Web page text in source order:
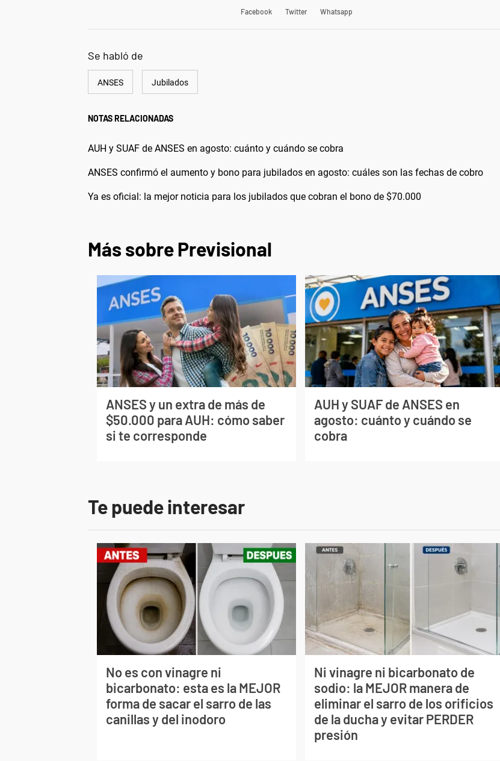
Facebook Twitter Whatsapp
Se habló de
ANSES Jubilados
NOTAS RELACIONADAS
AUH y SUAF de ANSES en agosto: cuánto y cuándo se cobra
ANSES confirmó el aumento y bono para jubilados en agosto: cuáles son las fechas de cobro
Ya es oficial: la mejor noticia para los jubilados que cobran el bono de $70.000
Más sobre Previsional
ANSES y un extra de más de
$50.000 para AUH: cómo saber
si te corresponde
AUH y SUAF de ANSES en
agosto: cuánto y cuándo se
cobra
Te puede interesar
No es con vinagre ni
bicarbonato: esta es la MEJOR
forma de sacar el sarro de las
canillas y del inodoro
Ni vinagre ni bicarbonato de
sodio: la MEJOR manera de
eliminar el sarro de los orificios
de la ducha y evitar PERDER
presión